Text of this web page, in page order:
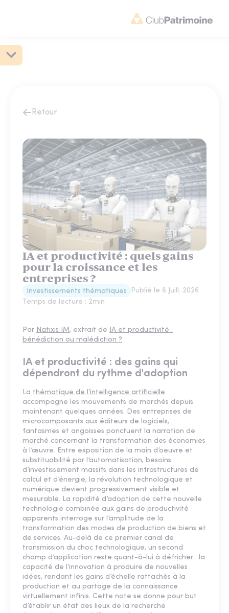
Retour
IA et productivité : quels gains
pour la croissance et les
entreprises ?
Investissements thématiques Publié le 6 Juill. 2026
Temps de lecture : 2min
Par Natixis IM, extrait de IA et productivité :
bénédiction ou malédiction ?
IA et productivité : des gains qui
dépendront du rythme d'adoption
La thématique de l’intelligence artificielle
accompagne les mouvements de marchés depuis
maintenant quelques années. Des entreprises de
microcomposants aux éditeurs de logiciels,
fantasmes et angoisses ponctuent la narration de
marché concernant la transformation des économies
à l’œuvre. Entre exposition de la main d’oeuvre et
substituabilité par l’automatisation, besoins
d’investissement massifs dans les infrastructures de
calcul et d’énergie, la révolution technologique et
numérique devient progressivement visible et
mesurable. La rapidité d’adoption de cette nouvelle
technologie combinée aux gains de productivité
apparents interroge sur l’amplitude de la
transformation des modes de production de biens et
de services. Au-delà de ce premier canal de
transmission du choc technologique, un second
champ d’application reste quant-à-lui à défricher : la
capacité de l’innovation à produire de nouvelles
idées, rendant les gains d’échelle rattachés à la
production et au partage de la connaissance
virtuellement infinis. Cette note se donne pour but
d’établir un état des lieux de la recherche